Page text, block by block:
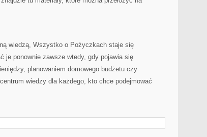
wiedzą, Wszystko o Pożyczkach staje się
je ponownie zawsze wtedy, gdy pojawia się
planowaniem domowego budżetu czy
wiedzy dla każdego, kto chce podejmować